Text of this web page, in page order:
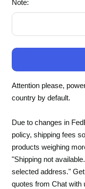
quantità
Note:
Attention please,
country by default.
Due to changes in
policy, shipping fees
products weighing
"Shipping not
selected address."
quotes from Chat with